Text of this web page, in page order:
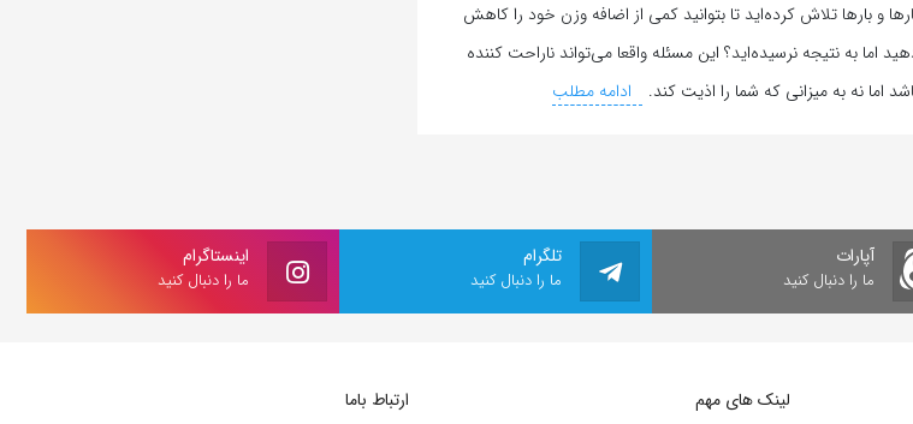
و بارها تلاش کرده‌اید تا بتوانید کمی از اضافه وزن خود را کاهش
اما به نتیجه نرسیده‌اید؟ این مسئله واقعا می‌تواند ناراحت کننده
اما نه به میزانی که شما را اذیت کند.
ادامه مطلب
اینستاگرام
ما را دنبال کنید
تلگرام
ما را دنبال کنید
آپارات
ما را دنبال کنید
لینک های مهم
ارتباط باما